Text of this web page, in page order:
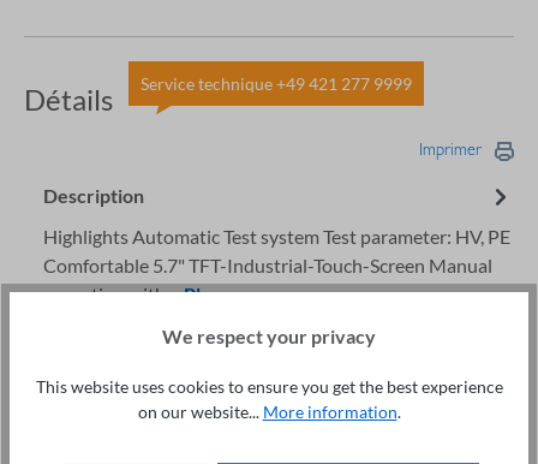
Détails Service technique +49 421 277 9999
Imprimer
Description
Highlights Automatic Test system Test parameter: HV, PE
Comfortable 5.7" TFT-Industrial-Touch-Screen Manual
operation with…Plus
We respect your privacy
This website uses cookies to ensure you get the best experience
on our website... More information.